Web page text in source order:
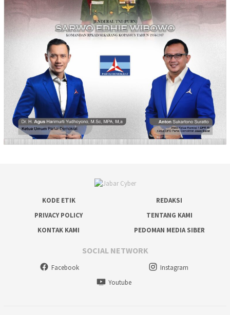
KODE ETIK
REDAKSI
PRIVACY POLICY
TENTANG KAMI
KONTAK KAMI
PEDOMAN MEDIA SIBER
SOCIAL NETWORK
Facebook
Instagram
Youtube